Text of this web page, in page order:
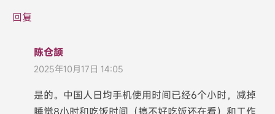
回复
陈仓颉
2025年10月17日 14:05
是的。中国人日均手机使用时间已经6个小时，减掉